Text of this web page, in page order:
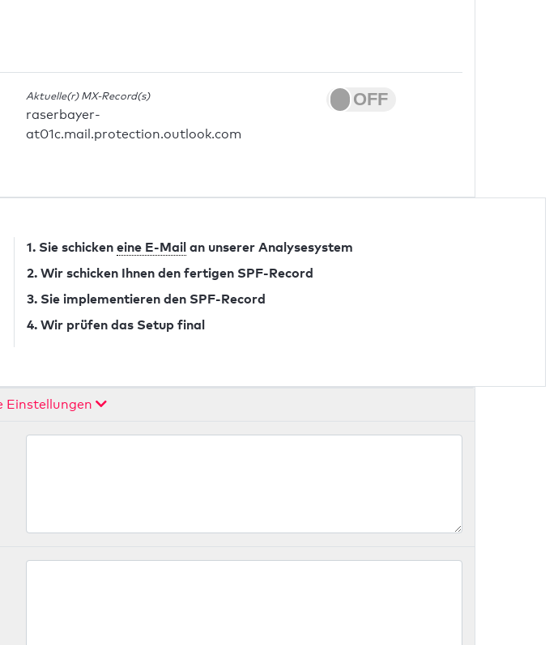
Aktuelle(r) MX-Record(s)
raserbayer-
at01c.mail.protection.outlook.com
1. Sie schicken eine E-Mail an unserer Analysesystem
2. Wir schicken Ihnen den fertigen SPF-Record
3. Sie implementieren den SPF-Record
4. Wir prüfen das Setup final
Einstellungen